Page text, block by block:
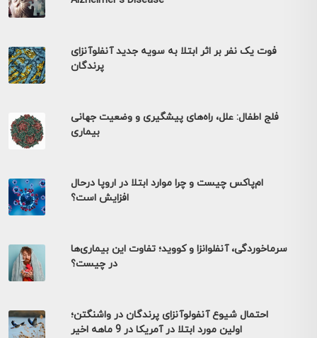
فوت یک نفر بر اثر ابتلا به سویه جدید آنفلوآنزای
پرندگان
فلج اطفال: علل، راه‌های پیشگیری و وضعیت جهانی
بیماری
ام‌پاکس چیست و چرا موارد ابتلا در اروپا درحال
افزایش است؟
سرماخوردگی، آنفلوانزا و کووید؛ تفاوت این بیماری‌ها
در چیست؟
احتمال شیوع آنفولوآنزای پرندگان در واشنگتن؛
اولین مورد ابتلا در آمریکا در 9 ماهه اخیر